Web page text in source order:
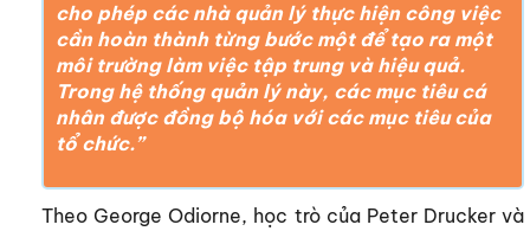
cho phép các nhà quản lý thực hiện công việc
cần hoàn thành từng bước một để tạo ra một
môi trường làm việc tập trung và hiệu quả.
Trong hệ thống quản lý này, các mục tiêu cá
nhân được đồng bộ hóa với các mục tiêu của
tổ chức.”
Theo George Odiorne, học trò của Peter Drucker và